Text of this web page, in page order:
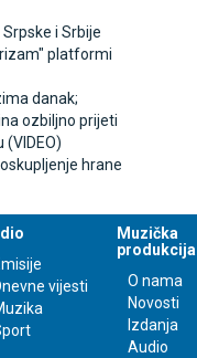
i Srbije
platformi
danak;
ozbiljno prijeti
hrane
vijesti
Muzička
produkcija
O nama
Novosti
Izdanja
Audio